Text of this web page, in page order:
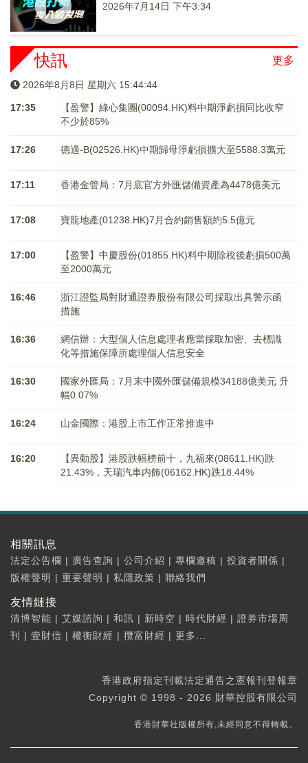
2026年7月14日 下午3:34
更多
快訊
2026年8月8日 星期六 15:44:44
17:35
【盈警】綠心集團(00094.HK)料中期淨虧損同比收窄
不少於85%
17:26 德適-B(02526.HK)中期歸母淨虧損擴大至5588.3萬元
17:11 香港金管局：7月底官方外匯儲備資產為4478億美元
17:08 寶龍地產(01238.HK)7月合約銷售額約5.5億元
17:00
【盈警】中慶股份(01855.HK)料中期除稅後虧損500萬
至2000萬元
16:46
浙江證監局對財通證券股份有限公司採取出具警示函
措施
16:36
網信辦：大型個人信息處理者應當採取加密、去標識
化等措施保障所處理個人信息安全
16:30
國家外匯局：7月末中國外匯儲備規模34188億美元 升
幅0.07%
16:24 山金國際：港股上市工作正常推進中
16:20
【異動股】港股跌幅榜前十，九福來(08611.HK)跌
21.43%，天瑞汽車内飾(06162.HK)跌18.44%
相關訊息
法定公告欄 | 廣告查詢 | 公司介紹 | 專欄邀稿 | 投資者關係 |
版權聲明 | 重要聲明 | 私隱政策 | 聯絡我們
友情鏈接
清博智能 | 艾媒諮詢 | 和訊 | 新時空 | 時代財經 | 證券市場周
刊
| 壹財信 | 權衡財經 | 攬富財經 | 更多...
香港政府指定刊載法定通告之憲報刊登報章
Copyright © 1998 - 2026 財華控股有限公司
香港財華社版權所有,未經同意不得轉載。